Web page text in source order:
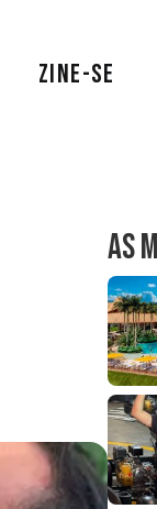
ZINE-SE
AS